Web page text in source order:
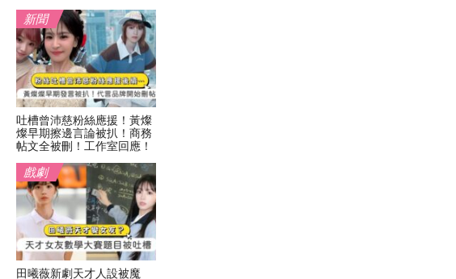
新聞
吐槽曾沛慈粉絲應援！黃燦
燦早期擦邊言論被扒！商務
帖文全被刪！工作室回應！
戲劇
田曦薇新劇天才人設被魔